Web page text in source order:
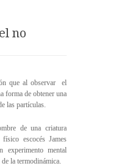
no
que al observar el
forma de obtener una
las partículas.
de una criatura
escocés James
mental
la termodinámica.